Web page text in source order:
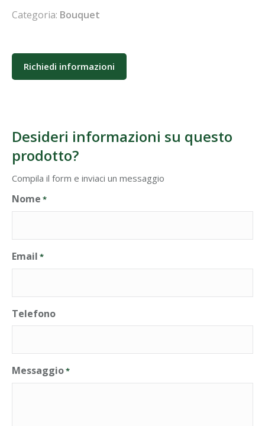
Categoria: Bouquet
Richiedi informazioni
Desideri informazioni su questo
prodotto?
Compila il form e inviaci un messaggio
Nome *
Email *
Telefono
Messaggio*